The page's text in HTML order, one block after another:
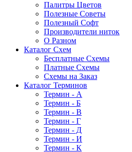
Палитры Цветов
Полезные Советы
Полезный Софт
Производители ниток
О Разном
Каталог Схем
Бесплатные Схемы
Платные Схемы
Схемы на Заказ
Каталог Терминов
Термин - А
Термин - Б
Термин - В
Термин - Г
Термин - Д
Термин - И
Термин - К